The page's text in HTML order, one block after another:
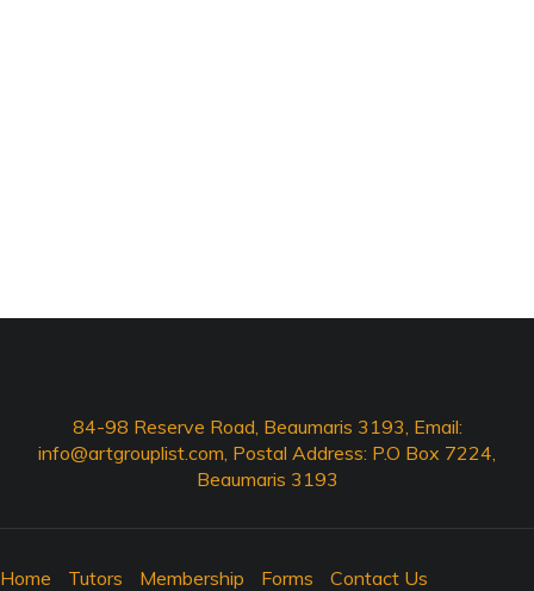
84-98 Reserve Road, Beaumaris 3193, Email:
info@artgrouplist.com, Postal Address: P.O Box 7224,
Beaumaris 3193
Home Tutors Membership Forms
Contact Us